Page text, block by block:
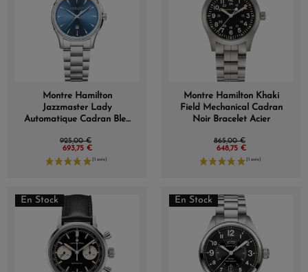
Montre Hamilton
Jazzmaster Lady
Automatique Cadran Bleu
925,00 €
693,75 €
Montre Hamilton Khaki
Field Mechanical Cadran
Noir Bracelet Acier
865,00 €
648,75 €
En Stock En Stock